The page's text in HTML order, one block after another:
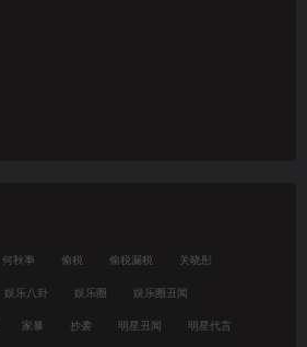
何秋亊 偷税 偷税漏税 关晓彤
娱乐八卦 娱乐圈 娱乐圈丑闻
家暴 抄袭 明星丑闻 明星代言